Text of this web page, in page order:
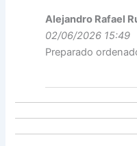
Alejandro Rafael
02/06/2026 15:49
Preparado